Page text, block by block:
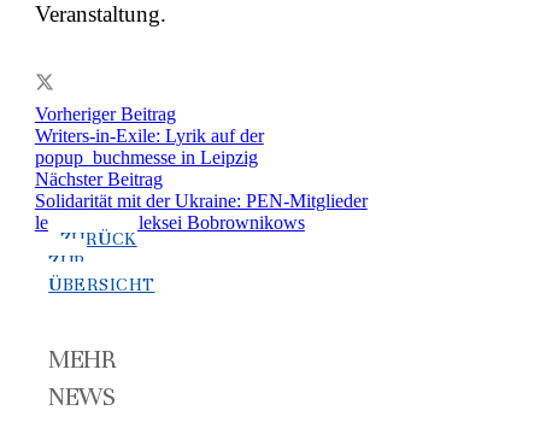
Veranstaltung.
Vorheriger Beitrag
Writers-in-Exile: Lyrik auf der
popup_buchmesse in Leipzig
Nächster Beitrag
Solidarität mit der Ukraine: PEN-Mitglieder
lesen Texte Aleksei Bobrownikows
ZURÜCK
ZUR
ÜBERSICHT
MEHR
NEWS